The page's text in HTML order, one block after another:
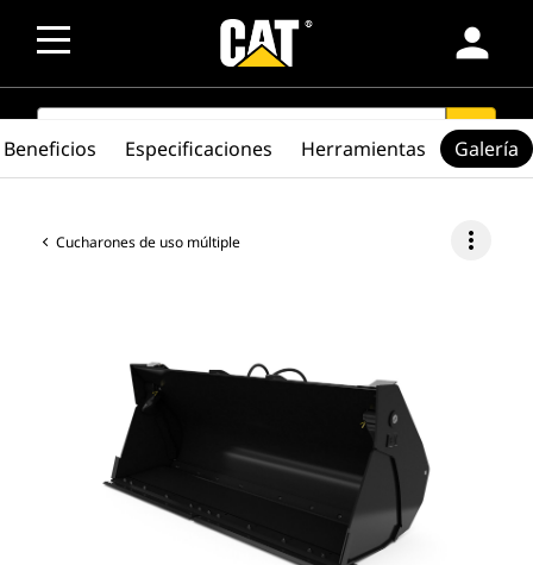
person
SEARCH search
Cucharones de uso múltiple more_vert
Beneficios Especificaciones Herramientas Galería